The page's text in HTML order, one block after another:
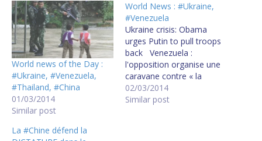
World news of the Day :
#Ukraine, #Venezuela,
#Thailand, #China
01/03/2014
Similar post
World News : #Ukraine,
#Venezuela
Ukraine crisis: Obama
urges Putin to pull troops
back Venezuela :
l'opposition organise une
caravane contre « la
torture et la répression »
02/03/2014
Similar post
La #Chine défend la